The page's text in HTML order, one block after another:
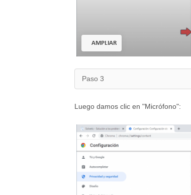
AMPLIAR
Paso 3
Luego damos clic en "Micrófono":